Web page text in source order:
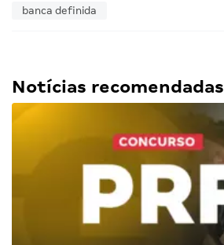
banca definida
Notícias recomendadas